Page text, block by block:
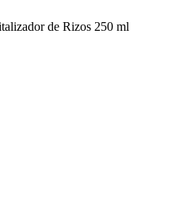
de Rizos 250 ml